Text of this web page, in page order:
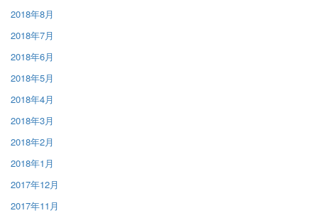
2018年8月
2018年7月
2018年6月
2018年5月
2018年4月
2018年3月
2018年2月
2018年1月
2017年12月
2017年11月